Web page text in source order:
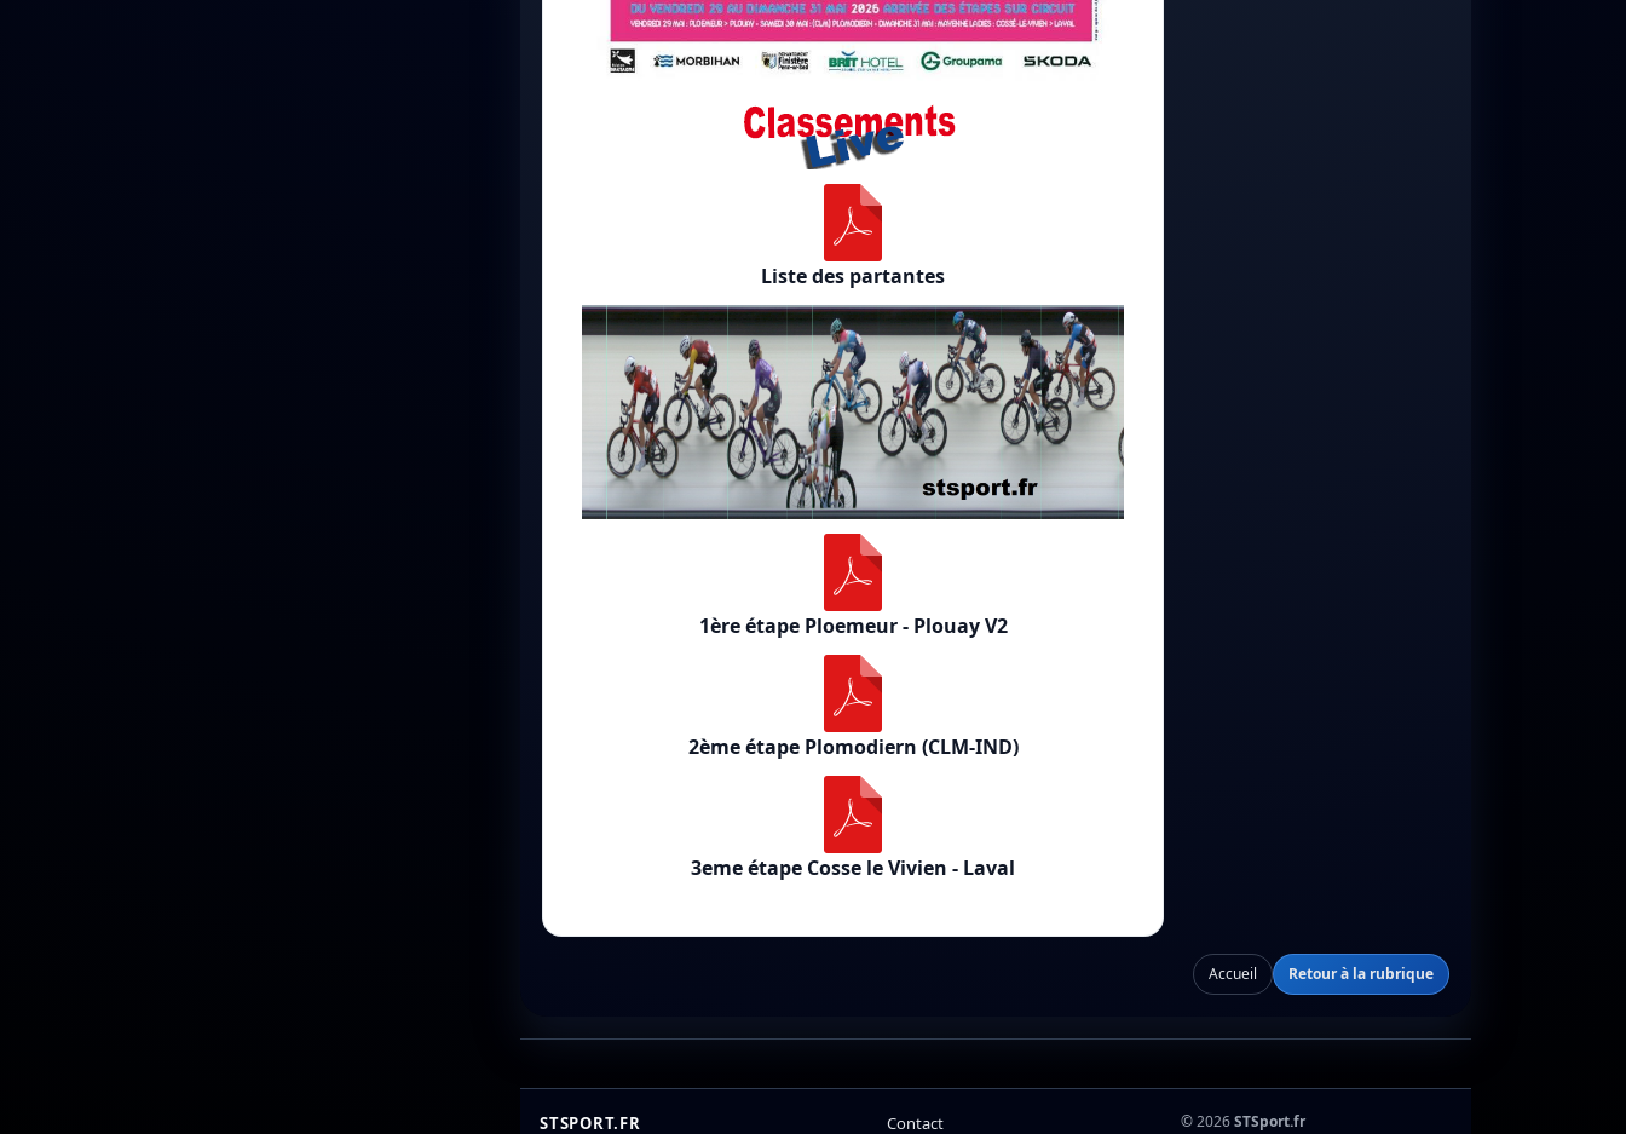
Liste des partantes
1ère étape Ploemeur - Plouay V2
2ème étape Plomodiern (CLM-IND)
3eme étape Cosse le Vivien - Laval
Accueil Retour à la rubrique
STSPORT.FR Contact © 2026STSport.fr